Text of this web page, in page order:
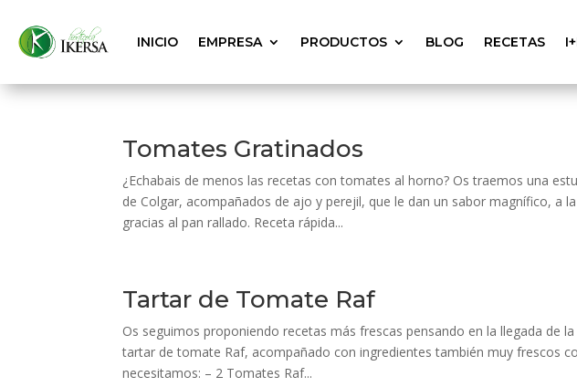
INICIO EMPRESA PRODUCTOS BLOG RECETAS
Tomates Gratinados
¿Echabais de menos las recetas con tomates al horno? Os traemos una
de Colgar, acompañados de ajo y perejil, que le dan un sabor magnífico, a
gracias al pan rallado. Receta rápida...
Tartar de Tomate Raf
Os seguimos proponiendo recetas más frescas pensando en la llegada de
tartar de tomate Raf, acompañado con ingredientes también muy frescos
necesitamos: – 2 Tomates Raf...